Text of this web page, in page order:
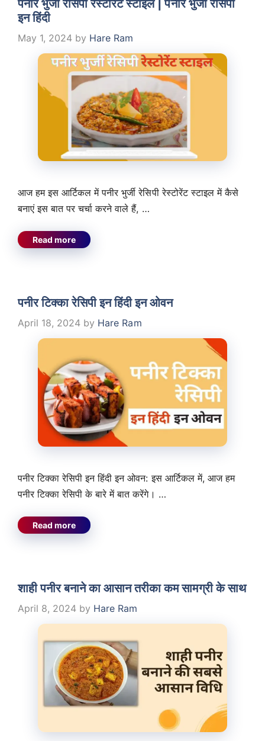
पनीर भुर्जी रेसिपी रेस्टोरेंट स्टाइल | पनीर भुर्जी रेसिपी
इन हिंदी
May 1, 2024 by Hare Ram
आज हम इस आर्टिकल में पनीर भुर्जी रेसिपी रेस्टोरेंट स्टाइल में कैसे
बनाएं इस बात पर चर्चा करने वाले हैं, …
Read more
पनीर टिक्का रेसिपी इन हिंदी इन ओवन
April 18, 2024 by Hare Ram
पनीर टिक्का रेसिपी इन हिंदी इन ओवन: इस आर्टिकल में, आज हम
पनीर टिक्का रेसिपी के बारे में बात करेंगे। …
Read more
शाही पनीर बनाने का आसान तरीका कम सामग्री के साथ
April 8, 2024 by Hare Ram